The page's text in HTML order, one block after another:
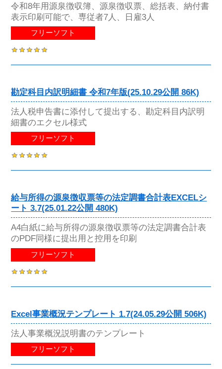
令和8年用源泉徴収簿、源泉徴収票、総括表、納付書
表示印刷可能で、専従者7人、日雇3人
フリーソフト
勘定科目内訳明細書 令和7年版(25.10.29公開 86K)
法人税申告書に添付して提出する、勘定科目内訳明
細書のエクセル様式
フリーソフト
給与所得の源泉徴収票等の法定調書合計表EXCELシ
ート 3.7(25.01.22公開 480K)
A4白紙に給与所得の源泉徴収票等の法定調書合計表
のPDF同様に提出用と控用を印刷
フリーソフト
Excel事業概況テンプレート 1.7(24.05.29公開 506K)
法人事業概況説明書のテンプレート
フリーソフト